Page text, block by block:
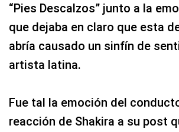
“Pies Descalzos” junto a la
que dejaba en claro que esta
abría causado un sinfín de
artista latina.
Fue tal la emoción del
reacción de Shakira a su post